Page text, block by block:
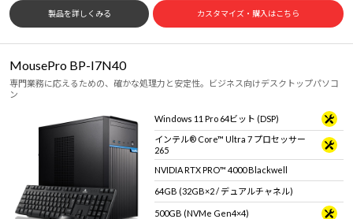
製品を詳しくみる カスタマイズ・購入はこちら
MousePro BP-I7N40
専門業務に応えるための、確かな処理力と安定性。ビジネス向けデスクトップパソコ
ン
Windows 11 Pro 64ビット (DSP)
インテル® Core™ Ultra 7 プロセッサー
265
NVIDIA RTX PRO™ 4000 Blackwell
64GB (32GB×2 / デュアルチャネル)
500GB (NVMe Gen4×4)